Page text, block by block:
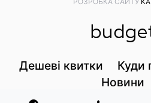
Дешеві квитки
Куди
Новини